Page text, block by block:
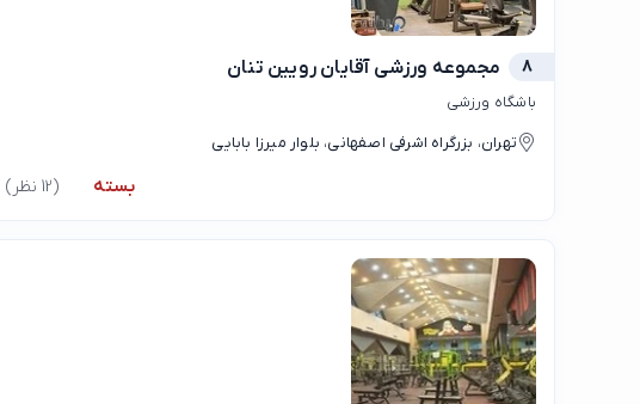
8 مجموعه ورزشی آقایان رویین تنان
باشگاه ورزشی
تهران، بزرگراه اشرفی اصفهانی، بلوار میرزا بابایی
بسته (12 نظر)